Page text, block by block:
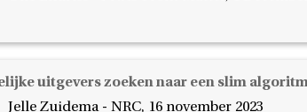
uitgevers zoeken naar een slim
Jelle Zuidema - NRC, 16 november 2023